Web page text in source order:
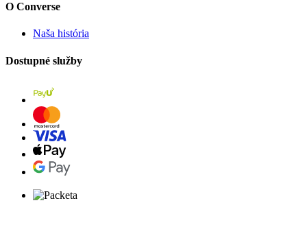
O Converse
Naša história
Dostupné služby